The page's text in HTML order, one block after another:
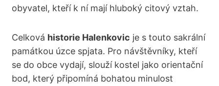
obyvatel, kteří k ní mají hluboký citový vztah.
Celková historie Halenkovic je s touto sakrální
památkou úzce spjata. Pro návštěvníky, kteří
se do obce vydají, slouží kostel jako orientační
bod, který připomíná bohatou minulost